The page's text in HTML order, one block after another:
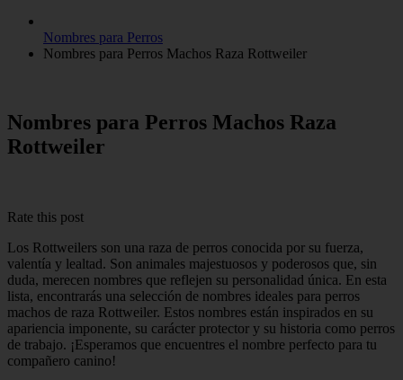
Nombres para Perros
Nombres para Perros Machos Raza Rottweiler
Nombres para Perros Machos Raza
Rottweiler
Rate this post
Los Rottweilers son una raza de perros conocida por su fuerza,
valentía y lealtad. Son animales majestuosos y poderosos que, sin
duda, merecen nombres que reflejen su personalidad única. En esta
lista, encontrarás una selección de nombres ideales para perros
machos de raza Rottweiler. Estos nombres están inspirados en su
apariencia imponente, su carácter protector y su historia como perros
de trabajo. ¡Esperamos que encuentres el nombre perfecto para tu
compañero canino!